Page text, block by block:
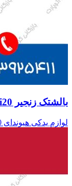
بالشتک زنجیر i20
لوازم یدکی هیوندای i20